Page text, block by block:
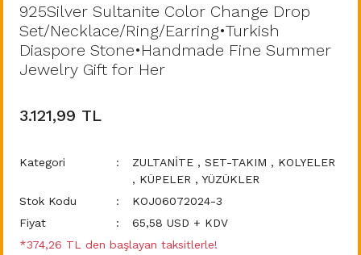
925Silver Sultanite Color Change Drop
Set/Necklace/Ring/Earring•Turkish
Diaspore Stone•Handmade Fine Summer
Jewelry Gift for Her
3.121,99 TL
Kategori ZULTANİTE , SET-TAKIM , KOLYELER
, KÜPELER , YÜZÜKLER
Stok Kodu
KOJ06072024-3
Fiyat
65,58 USD + KDV
*374,26 TL den başlayan taksitlerle!